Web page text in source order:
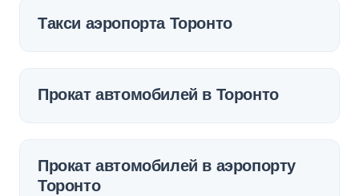
Такси аэропорта Торонто
Прокат автомобилей в Торонто
Прокат автомобилей в аэропорту
Торонто